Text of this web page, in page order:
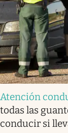
Atención
todas las
conducir si